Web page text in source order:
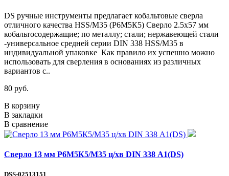
DS ручные инструменты предлагает кобальтовые сверла
отличного качества HSS/М35 (Р6М5К5) Сверло 2.5х57 мм
кобальтосодержащие; по металлу; стали; нержавеющей стали
-универсальное средней серии DIN 338 HSS/М35 в
индивидуальной упаковке Как правило их успешно можно
использовать для сверления в основаниях из различных
вариантов с..
80 руб.
В корзину
В закладки
В сравнение
Сверло 13 мм Р6М5К5/М35 ц/хв DIN 338 А1(DS)
DSS-02513151